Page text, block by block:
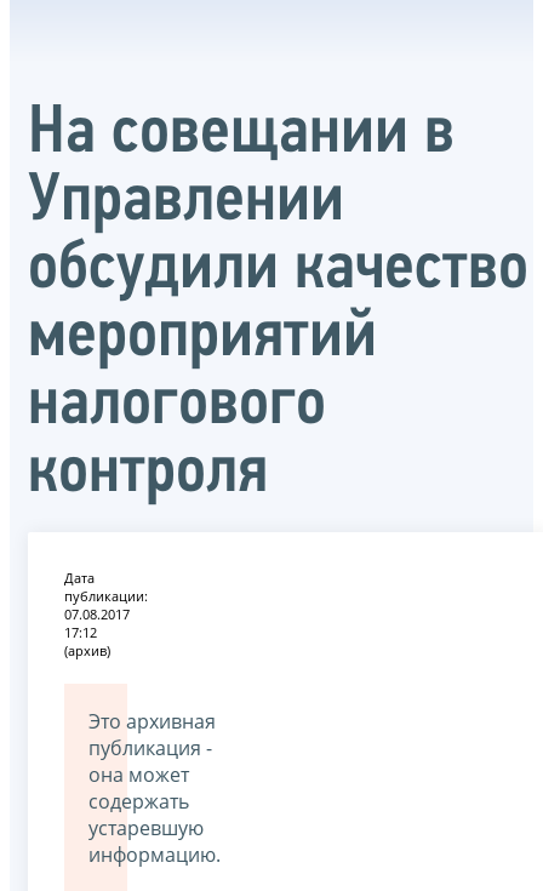
На совещании в
Управлении
обсудили качество
мероприятий
налогового
контроля
Дата
публикации:
07.08.2017
17:12
(архив)
Это архивная
публикация -
она может
содержать
устаревшую
информацию.